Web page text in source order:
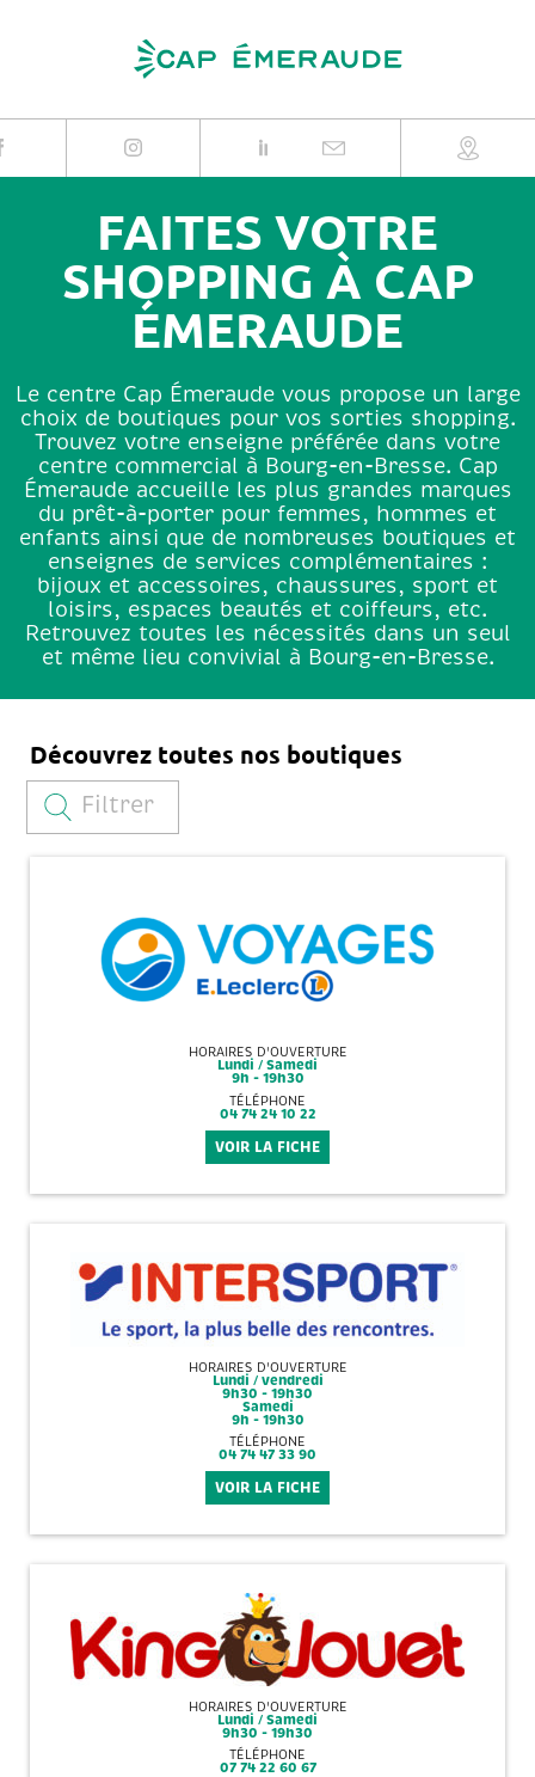
FAITES VOTRE
SHOPPING À CAP
ÉMERAUDE
Le centre Cap Émeraude vous propose un large
choix de boutiques pour vos sorties shopping.
Trouvez votre enseigne préférée dans votre
centre commercial à Bourg-en-Bresse. Cap
Émeraude accueille les plus grandes marques
du prêt-à-porter pour femmes, hommes et
enfants ainsi que de nombreuses boutiques et
enseignes de services complémentaires :
bijoux et accessoires, chaussures, sport et
loisirs, espaces beautés et coiffeurs, etc.
Retrouvez toutes les nécessités dans un seul
et même lieu convivial à Bourg-en-Bresse.
Découvrez toutes nos boutiques
Filtrer
HORAIRES D'OUVERTURE
Lundi / Samedi
9h - 19h30
TÉLÉPHONE
04 74 24 10 22
VOIR LA FICHE
HORAIRES D'OUVERTURE
Lundi / vendredi
9h30 - 19h30
Samedi
9h - 19h30
TÉLÉPHONE
04 74 47 33 90
VOIR LA FICHE
HORAIRES D'OUVERTURE
Lundi / Samedi
9h30 - 19h30
TÉLÉPHONE
07 74 22 60 67